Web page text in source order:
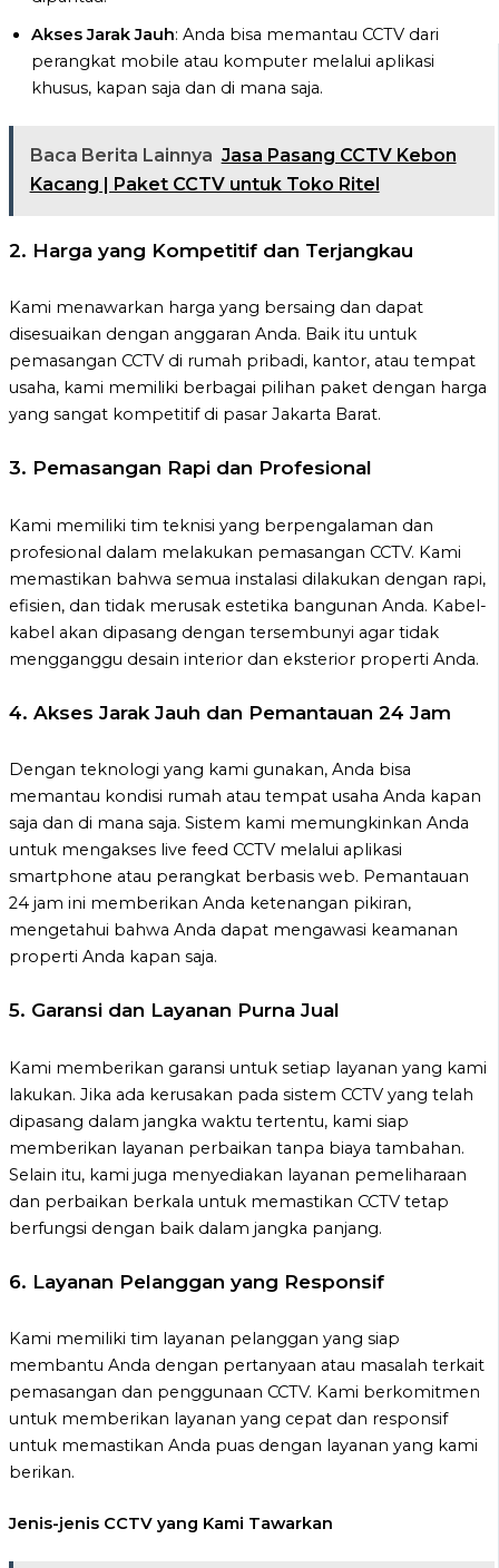
Akses Jarak Jauh: Anda bisa memantau CCTV dari
perangkat mobile atau komputer melalui aplikasi
khusus, kapan saja dan di mana saja.
Baca Berita Lainnya Jasa Pasang CCTV Kebon
Kacang | Paket CCTV untuk Toko Ritel
2. Harga yang Kompetitif dan Terjangkau
Kami menawarkan harga yang bersaing dan dapat
disesuaikan dengan anggaran Anda. Baik itu untuk
pemasangan CCTV di rumah pribadi, kantor, atau tempat
usaha, kami memiliki berbagai pilihan paket dengan harga
yang sangat kompetitif di pasar Jakarta Barat.
3. Pemasangan Rapi dan Profesional
Kami memiliki tim teknisi yang berpengalaman dan
profesional dalam melakukan pemasangan CCTV. Kami
memastikan bahwa semua instalasi dilakukan dengan rapi,
efisien, dan tidak merusak estetika bangunan Anda. Kabel-
kabel akan dipasang dengan tersembunyi agar tidak
mengganggu desain interior dan eksterior properti Anda.
4. Akses Jarak Jauh dan Pemantauan 24 Jam
Dengan teknologi yang kami gunakan, Anda bisa
memantau kondisi rumah atau tempat usaha Anda kapan
saja dan di mana saja. Sistem kami memungkinkan Anda
untuk mengakses live feed CCTV melalui aplikasi
smartphone atau perangkat berbasis web. Pemantauan
24 jam ini memberikan Anda ketenangan pikiran,
mengetahui bahwa Anda dapat mengawasi keamanan
properti Anda kapan saja.
5. Garansi dan Layanan Purna Jual
Kami memberikan garansi untuk setiap layanan yang kami
lakukan. Jika ada kerusakan pada sistem CCTV yang telah
dipasang dalam jangka waktu tertentu, kami siap
memberikan layanan perbaikan tanpa biaya tambahan.
Selain itu, kami juga menyediakan layanan pemeliharaan
dan perbaikan berkala untuk memastikan CCTV tetap
berfungsi dengan baik dalam jangka panjang.
6. Layanan Pelanggan yang Responsif
Kami memiliki tim layanan pelanggan yang siap
membantu Anda dengan pertanyaan atau masalah terkait
pemasangan dan penggunaan CCTV. Kami berkomitmen
untuk memberikan layanan yang cepat dan responsif
untuk memastikan Anda puas dengan layanan yang kami
berikan.
Jenis-jenis CCTV yang Kami Tawarkan